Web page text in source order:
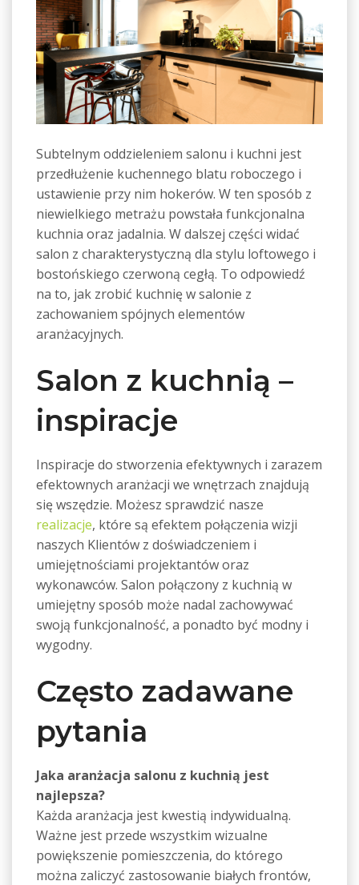
Subtelnym oddzieleniem salonu i kuchni jest
przedłużenie kuchennego blatu roboczego i
ustawienie przy nim hokerów. W ten sposób z
niewielkiego metrażu powstała funkcjonalna
kuchnia oraz jadalnia. W dalszej części widać
salon z charakterystyczną dla stylu loftowego i
bostońskiego czerwoną cegłą. To odpowiedź
na to, jak zrobić kuchnię w salonie z
zachowaniem spójnych elementów
aranżacyjnych.
Salon z kuchnią –
inspiracje
Inspiracje do stworzenia efektywnych i zarazem
efektownych aranżacji we wnętrzach znajdują
się wszędzie. Możesz sprawdzić nasze
realizacje, które są efektem połączenia wizji
naszych Klientów z doświadczeniem i
umiejętnościami projektantów oraz
wykonawców. Salon połączony z kuchnią w
umiejętny sposób może nadal zachowywać
swoją funkcjonalność, a ponadto być modny i
wygodny.
Często zadawane
pytania
Jaka aranżacja salonu z kuchnią jest
najlepsza?
Każda aranżacja jest kwestią indywidualną.
Ważne jest przede wszystkim wizualne
powiększenie pomieszczenia, do którego
można zaliczyć zastosowanie białych frontów,